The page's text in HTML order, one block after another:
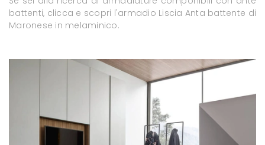
battenti, clicca e scopri l'armadio Liscia Anta battente di
Maronese in melaminico.